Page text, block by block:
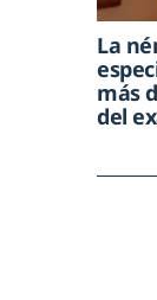
La
más
del